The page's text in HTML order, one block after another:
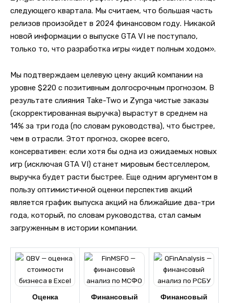
следующего квартала. Мы считаем, что большая часть
релизов произойдет в 2024 финансовом году. Никакой
новой информации о выпуске GTA VI не поступало,
только то, что разработка игры «идет полным ходом».
Мы подтверждаем целевую цену акций компании на
уровне $220 с позитивным долгосрочным прогнозом. В
результате слияния Take-Two и Zynga чистые заказы
(скорректированная выручка) вырастут в среднем на
14% за три года (по словам руководства), что быстрее,
чем в отрасли. Этот прогноз, скорее всего,
консервативен: если хотя бы одна из ожидаемых новых
игр (исключая GTA VI) станет мировым бестселлером,
выручка будет расти быстрее. Еще одним аргументом в
пользу оптимистичной оценки перспектив акций
является график выпуска акций на ближайшие два-три
года, который, по словам руководства, стал самым
загруженным в истории компании.
Оценка
Финансовый
Финансовый